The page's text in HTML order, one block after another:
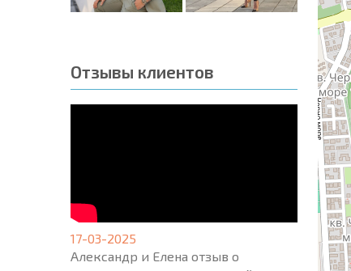
Отзывы клиентов
17-03-2025
Александр и Елена отзыв о